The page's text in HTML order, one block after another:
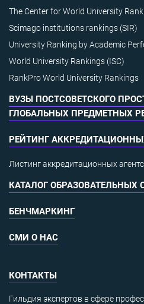
The Center for World University
Scimago institutions rankings (SIR)
University Ranking by Academic
World University Rankings (ISC)
RankPro World University Rankings
ВУЗЫ ПОСТСОВЕТСКОГО
ГЛОБАЛЬНЫХ ПРЕДМЕТНЫХ
РЕЙТИНГ
Листинг аккредитационных
КАТАЛОГ ОБРАЗОВАТЕЛЬНЫХ
БЕНЧМАРКИНГ
СМИ О НАС
КОНТАКТЫ
Гильдия экспертов в сфере